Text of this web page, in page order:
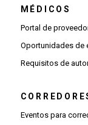
MÉDICOS
Portal de
Oportunidades de
Requisitos de
Eventos para